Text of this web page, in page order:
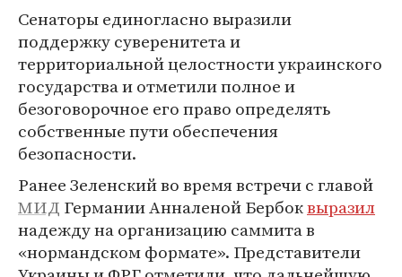
Сенаторы единогласно выразили
поддержку суверенитета и
территориальной целостности украинского
государства и отметили полное и
безоговорочное его право определять
собственные пути обеспечения
безопасности.
Ранее Зеленский во время встречи с главой
МИД Германии Анналеной Бербоквыразил
надежду на организацию саммита в
«нормандском формате». Представители